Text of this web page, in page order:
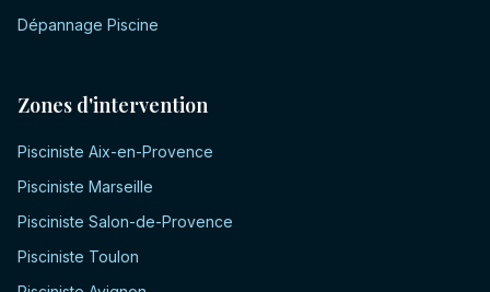
Dépannage Piscine
Zones d'intervention
Pisciniste Aix-en-Provence
Pisciniste Marseille
Pisciniste Salon-de-Provence
Pisciniste Toulon